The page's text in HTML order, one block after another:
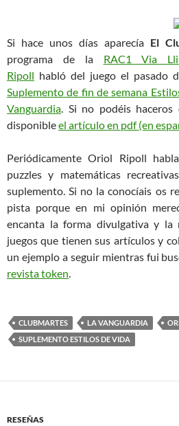
Si hace unos días aparecía El
programa de la RAC1 Via
Ripoll habló del juego el pasado
Suplemento de fin de semana
Vanguardia. Si no podéis
disponibleel artículo en pdf (en
Periódicamente Oriol Ripoll
puzzles y matemáticas
suplemento. Si no la conocíais os
pista porque en mi opinión
encanta la forma divulgativa y la
juegos que tienen sus artículos y
un ejemplo a seguir mientras fui
revista token.
CLUBMARTES LA VANGUARDIA
SUPLEMENTO ESTILOS DE VIDA
RESEÑAS